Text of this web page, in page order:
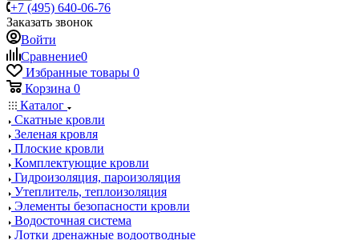
+7 (495) 640-06-76
Заказать звонок
Войти
Сравнение0
Избранные товары 0
Корзина 0
Каталог
Скатные кровли
Зеленая кровля
Плоские кровли
Комплектующие кровли
Гидроизоляция, пароизоляция
Утеплитель, теплоизоляция
Элементы безопасности кровли
Водосточная система
Лотки дренажные водоотводные